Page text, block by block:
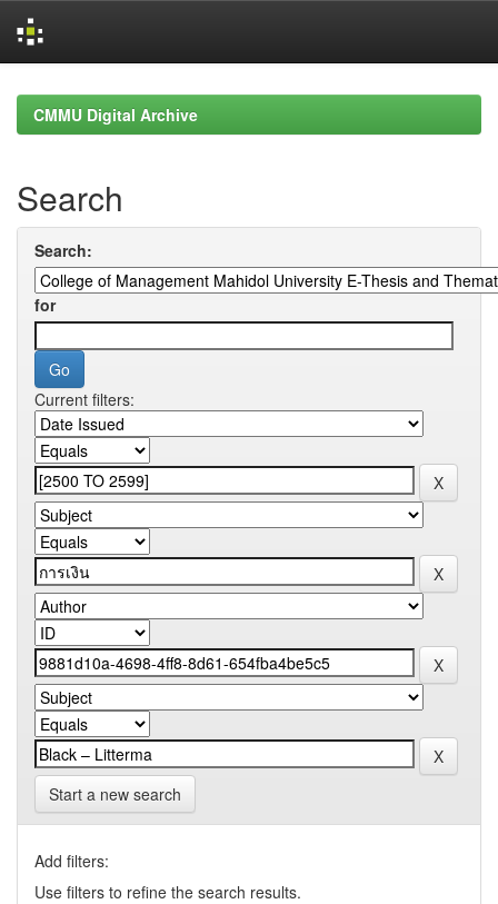
navigationCMMU Digital Archive
Search
Search:
for
Current filters:
Start a new search
Add filters:
Use filters to refine the search results.